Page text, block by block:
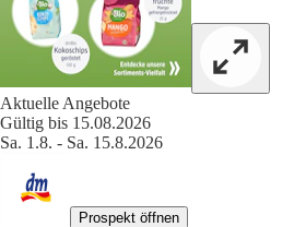
Aktuelle Angebote
Gültig bis 15.08.2026
Sa. 1.8. - Sa. 15.8.2026
Prospekt öffnen